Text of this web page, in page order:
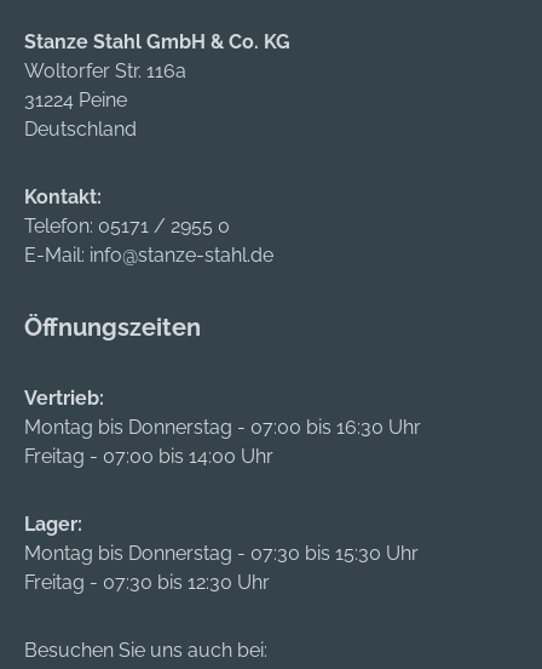
Stanze Stahl GmbH & Co. KG
Woltorfer Str. 116a
31224 Peine
Deutschland
Kontakt:
Telefon: 05171 / 2955 0
E-Mail: info@stanze-stahl.de
Öffnungszeiten
Vertrieb:
Montag bis Donnerstag - 07:00 bis 16:30 Uhr
Freitag - 07:00 bis 14:00 Uhr
Lager:
Montag bis Donnerstag - 07:30 bis 15:30 Uhr
Freitag - 07:30 bis 12:30 Uhr
Besuchen Sie uns auch bei: